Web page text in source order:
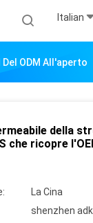
Italian
ODM All'aperto
della
che ricopre
La Cina
shenzhen